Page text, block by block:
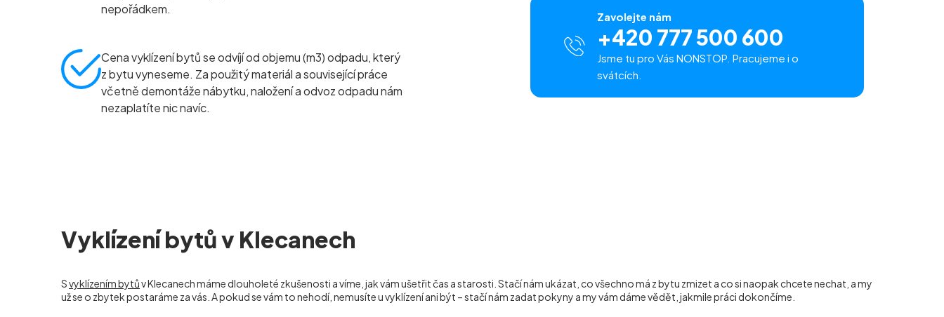
nepořádkem.
Cena vyklízení bytů se odvíjí od objemu (m3) odpadu, který
z bytu vyneseme. Za použitý materiál a související práce
včetně demontáže nábytku, naložení a odvoz odpadu nám
nezaplatíte nic navíc.
Zavolejte nám
+420 777 500 600
Jsme tu pro Vás NONSTOP. Pracujeme i o
svátcích.
Vyklízení bytů v Klecanech
Svyklízením bytův Klecanech máme dlouholeté zkušenosti a víme, jak vám ušetřit čas a starosti. Stačí nám ukázat, co všechno má z bytu zmizet a co si naopak chcete nechat, a my
už se o zbytek postaráme za vás. A pokud se vám to nehodí, nemusíte u vyklízení ani být – stačí nám zadat pokyny a my vám dáme vědět, jakmile práci dokončíme.